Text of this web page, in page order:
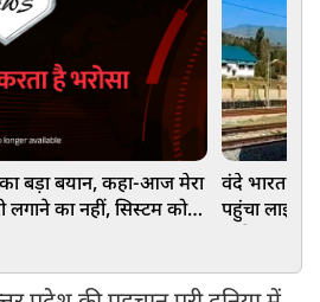
का बड़ा बयान, कहा-आज मेरा
लगाने का नहीं, सिस्टम को
वंदे भारत ने
पहुंचा लाइव